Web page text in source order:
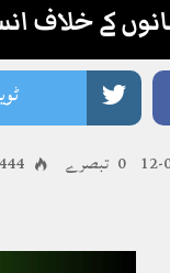
کے خلاف
0 تبصرے 444 مناظر